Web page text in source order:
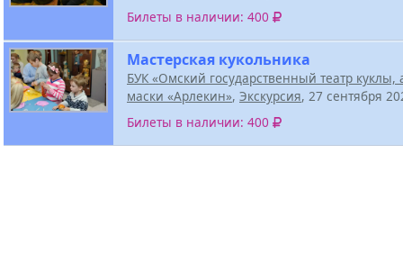
Билеты в наличии: 400
Мастерская кукольника
БУК «Омский государственный театр куклы,
маски «Арлекин», Экскурсия, 27 сентября
Билеты в наличии: 400